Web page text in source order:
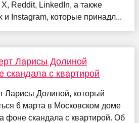
Reddit, LinkedIn, а также
и Instagram, которые принадл...
Ларисы Долиной
с квартирой
Ларисы Долиной, который
6 марта в Московском доме
фоне скандала с квартирой. Об